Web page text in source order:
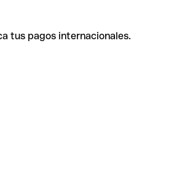
tus pagos internacionales.